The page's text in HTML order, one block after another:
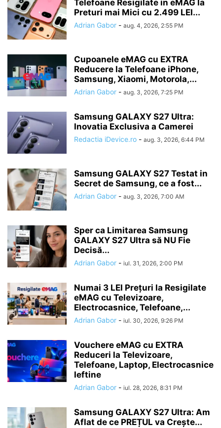
Telefoane Resigilate in eMAG la
Preturi mai Mici cu 2.499 LEI...
Adrian Gabor - aug. 4, 2026, 2:55 PM
Cupoanele eMAG cu EXTRA
Reducere la Telefoane iPhone,
Samsung, Xiaomi, Motorola,...
Adrian Gabor - aug. 3, 2026, 7:25 PM
Samsung GALAXY S27 Ultra:
Inovatia Exclusiva a Camerei
Redactia iDevice.ro - aug. 3, 2026, 6:44 PM
Samsung GALAXY S27 Testat in
Secret de Samsung, ce a fost...
Adrian Gabor - aug. 3, 2026, 7:00 AM
Sper ca Limitarea Samsung
GALAXY S27 Ultra să NU Fie
Decisă...
Adrian Gabor - iul. 31, 2026, 2:00 PM
Numai 3 LEI Prețuri la Resigilate
eMAG cu Televizoare,
Electrocasnice, Telefoane,...
Adrian Gabor - iul. 30, 2026, 9:26 PM
Vouchere eMAG cu EXTRA
Reduceri la Televizoare,
Telefoane, Laptop, Electrocasnice
Ieftine
Adrian Gabor - iul. 28, 2026, 8:31 PM
Samsung GALAXY S27 Ultra: Am
Aflat de ce PREȚUL va Crește...